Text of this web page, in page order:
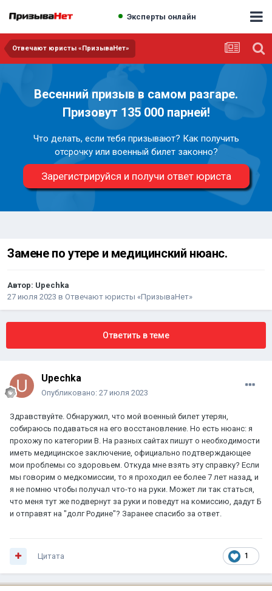
Эксперты онлайн
Отвечают юристы «ПризываНет»
Весенний призыв в самом разгаре.
Призовут 135 000 парней!
Что делать, если тебя призывают? Как получить
отсрочку или военный билет законно?
Зарегистрируйся и получи ответ юриста
Замене по утере и медицинский нюанс.
Автор: Upechka
27 июля 2023 в Отвечают юристы «ПризываНет»
Ответить в теме
Upechka
Опубликовано: 27 июля 2023
Здравствуйте. Обнаружил, что мой военный билет утерян,
собираюсь подаваться на его восстановление. Но есть нюанс: я
прохожу по категории В. На разных сайтах пишут о необходимости
иметь медицинское заключение, официально подтверждающее
мои проблемы со здоровьем. Откуда мне взять эту справку? Если
мы говорим о медкомиссии, то я проходил ее более 7 лет назад, и
я не помню чтобы получал что-то на руки. Может ли так статься,
что меня тут же подвернут за руки и поведут на комиссию, дадут Б
и отправят на "долг Родине"? Заранее спасибо за ответ.
1
Цитата